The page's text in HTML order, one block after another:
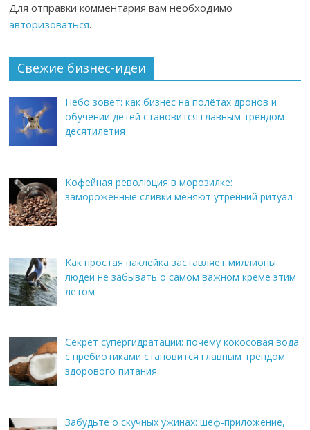
Для отправки комментария вам необходимо
авторизоваться.
Свежие бизнес-идеи
Небо зовёт: как бизнес на полётах дронов и
обучении детей становится главным трендом
десятилетия
Кофейная революция в морозилке:
замороженные сливки меняют утренний ритуал
Как простая наклейка заставляет миллионы
людей не забывать о самом важном креме этим
летом
Секрет супергидратации: почему кокосовая вода
с пребиотиками становится главным трендом
здорового питания
Забудьте о скучных ужинах: шеф-приложение,